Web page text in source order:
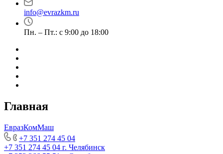
info@evrazkm.ru
Пн. – Пт.: с 9:00 до 18:00
Главная
ЕвразКомМаш
+7 351 274 45 04
+7 351 274 45 04 г. Челябинск